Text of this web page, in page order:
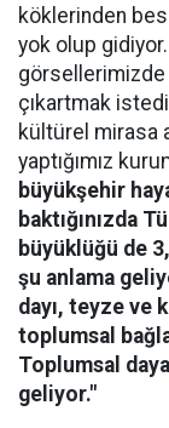
köklerinden
yok olup
çıkartmak
kültürel mirasa
yaptığımız
büyükşehir
baktığınızda
büyüklüğü de
şu anlama
dayı, teyze ve
toplumsal
Toplumsal
geliyor."